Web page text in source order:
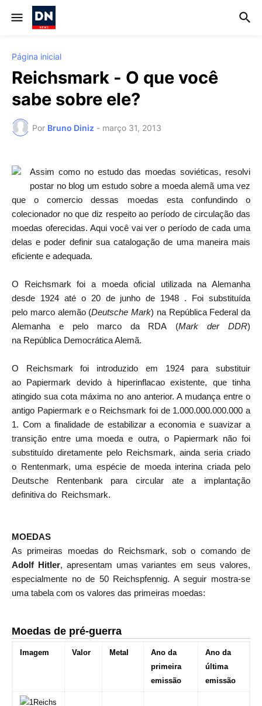
Página inicial
Reichsmark - O que você
sabe sobre ele?
Por Bruno Diniz - março 31, 2013
Assim como no estudo das moedas soviéticas, resolvi
postar no blog um estudo sobre a moeda alemã uma vez
que o comercio dessas moedas esta confundindo o
colecionador no que diz respeito ao período de circulação das
moedas oferecidas. Aqui você vai ver o período de cada uma
delas e poder definir sua catalogação de uma maneira mais
eficiente e adequada.
O Reichsmark foi a moeda oficial utilizada na Alemanha
desde 1924 até o 20 de junho de 1948 . Foi substituída
pelo marco alemão (Deutsche Mark) na República Federal da
Alemanha e pelo marco da RDA (Mark der DDR)
na República Democrática Alemã.
O Reichsmark foi introduzido em 1924 para substituir
ao Papiermark devido à hiperinflacao existente, que tinha
atingido sua cota máxima no ano anterior. A mudança entre o
antigo Papiermark e o Reichsmark foi de 1.000.000.000.000 a
1. Com a finalidade de estabilizar a economia e suavizar a
transição entre uma moeda e outra, o Papiermark não foi
substituído diretamente pelo Reichsmark, ainda seria criado
o Rentenmark, uma espécie de moeda interina criada pelo
Deutsche Rentenbank para circular ate a implantação
definitiva do Reichsmark.
MOEDAS
As primeiras moedas do Reichsmark, sob o comando de
Adolf Hitler, apresentam umas variantes em seus valores,
especialmente no de 50 Reichspfennig. A seguir mostra-se
uma tabela com os valores das primeiras moedas:
Moedas de pré-guerra
Imagem Valor Metal
Ano da
primeira
emissão
Ano da
última
emissão